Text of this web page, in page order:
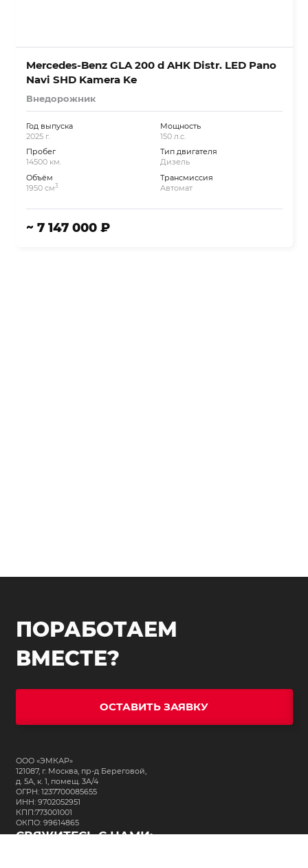
Mercedes-Benz GLA 200 d AHK Distr. LED Pano
Navi SHD Kamera Ke
Внедорожник
Год выпуска
2025 г.
Пробег
14500 км.
Объём
1950 см3
Мощность
150 л.с.
Тип двигателя
Дизель
Трансмиссия
Автомат
~ 7 147 000 ₽
ПОРАБОТАЕМ
ВМЕСТЕ?
ОСТАВИТЬ ЗАЯВКУ
ООО «ЭМКАР»
121087, г. Москва, пр-д Береговой,
д. 5А, к. 1, помещ. 3А/4
ОГРН: 1237700085655
ИНН: 9702052951
КПП:773001001
ОКПО: 99614865
СВЯЖИТЕСЬ С НАМИ: